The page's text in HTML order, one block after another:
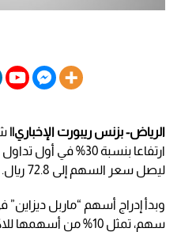
الرياض- بزنس ريبورت الإخباري||
ارتفاعا بنسبة 30% في أول تداول لها بالسوق الموازية “
ليصل سعر السهم إلى 72.8 ريال.